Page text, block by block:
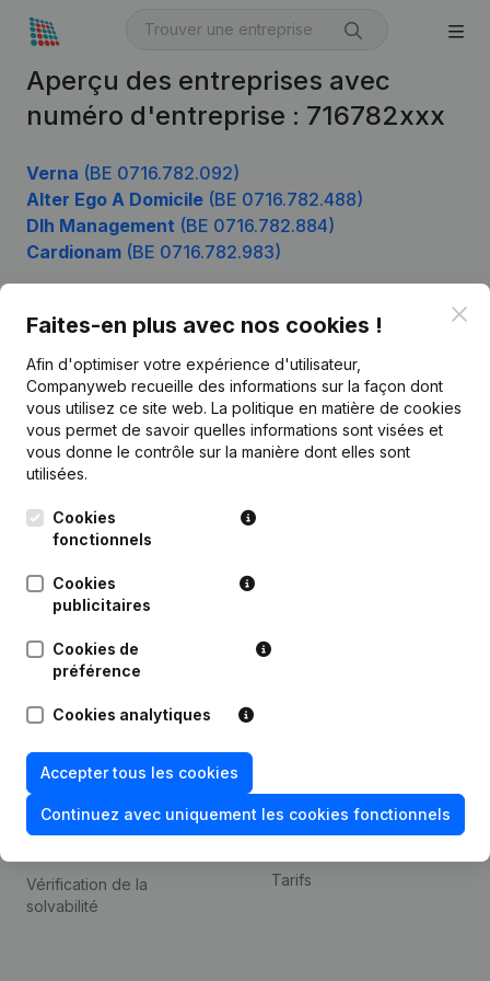
Aperçu des entreprises avec
numéro d'entreprise : 716782xxx
Verna (BE 0716.782.092)
Alter Ego A Domicile (BE 0716.782.488)
Dlh Management (BE 0716.782.884)
Cardionam (BE 0716.782.983)
Faites-en plus avec nos cookies !
Afin d'optimiser votre expérience d'utilisateur,
Companyweb recueille des informations sur la façon dont
vous utilisez ce site web. La politique en matière de cookies
vous permet de savoir quelles informations sont visées et
vous donne le contrôle sur la manière dont elles sont
utilisées.
Cookies
fonctionnels
Cookies
publicitaires
Cookies de
préférence
Cookies analytiques
Accepter tous les cookies
Continuez avec uniquement les cookies fonctionnels
Français
Leuvensesteenweg
248D,
Produit
Informations d’entreprise
Monitoring
Recherche internationale
Thème
de la fraude
Consulter des comptes
annuels
Recherche de numéro de
Vérification de la
solvabilité
Contact
Tarifs